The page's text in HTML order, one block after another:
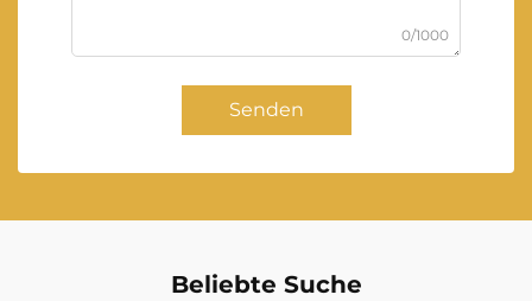
0/1000
Senden
Beliebte Suche